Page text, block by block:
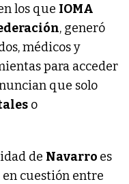
los que IOMA
, generó
médicos y
para acceder
que solo
o
de Navarro es
cuestión entre